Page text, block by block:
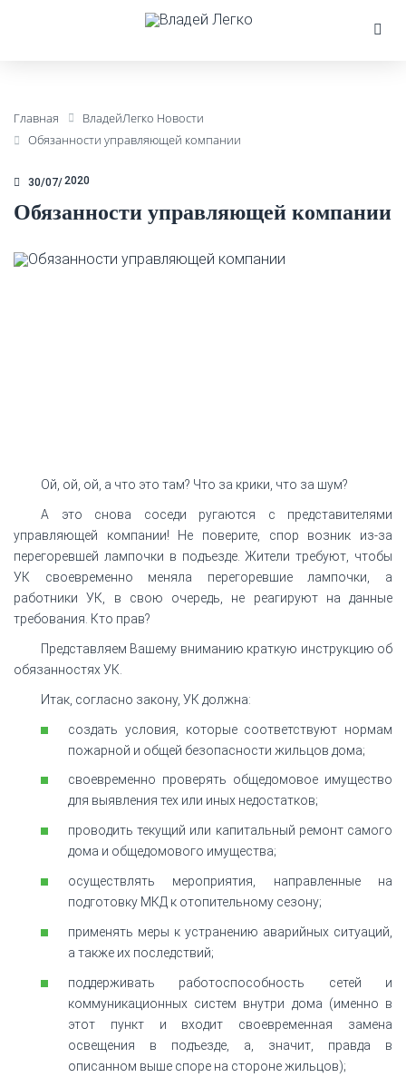
Главная
ВладейЛегко Новости
Обязанности управляющей компании
30/07 2020
Обязанности управляющей компании
Ой, ой, ой, а что это там? Что за крики, что за шум?
А это снова соседи ругаются с представителями
управляющей компании! Не поверите, спор возник из-за
перегоревшей лампочки в подъезде. Жители требуют, чтобы
УК своевременно меняла перегоревшие лампочки, а
работники УК, в свою очередь, не реагируют на данные
требования. Кто прав?
Представляем Вашему вниманию краткую инструкцию об
обязанностях УК.
Итак, согласно закону, УК должна:
создать условия, которые соответствуют нормам
пожарной и общей безопасности жильцов дома;
своевременно проверять общедомовое имущество
для выявления тех или иных недостатков;
проводить текущий или капитальный ремонт самого
дома и общедомового имущества;
осуществлять мероприятия, направленные на
подготовку МКД к отопительному сезону;
применять меры к устранению аварийных ситуаций,
а также их последствий;
поддерживать работоспособность сетей и
коммуникационных систем внутри дома (именно в
этот пункт и входит своевременная замена
освещения в подъезде, а, значит, правда в
описанном выше споре на стороне жильцов);